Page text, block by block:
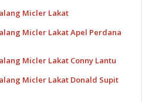
Micler Lakat
Micler Lakat Apel Perdana
Micler Lakat Conny Lantu
Micler Lakat Donald Supit